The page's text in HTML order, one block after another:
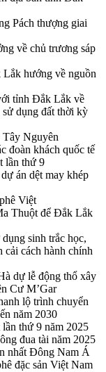
Pách thượng giai
về chủ trương sáp
hướng về nguồn
tỉnh Đắk Lắk về
sử dụng đất thời kỳ
Nguyên
đoàn khách quốc tế
lần thứ 9
án dệt may khép
Việt
Thuột để Đắk Lắk
sinh trắc học,
cách hành chính
dự lễ động thổ xây
Cư M’Gar
lộ trình chuyển
năm 2030
thứ 9 năm 2025
đua tài năm 2025
nhất Đông Nam Á
đặc sản Việt Nam